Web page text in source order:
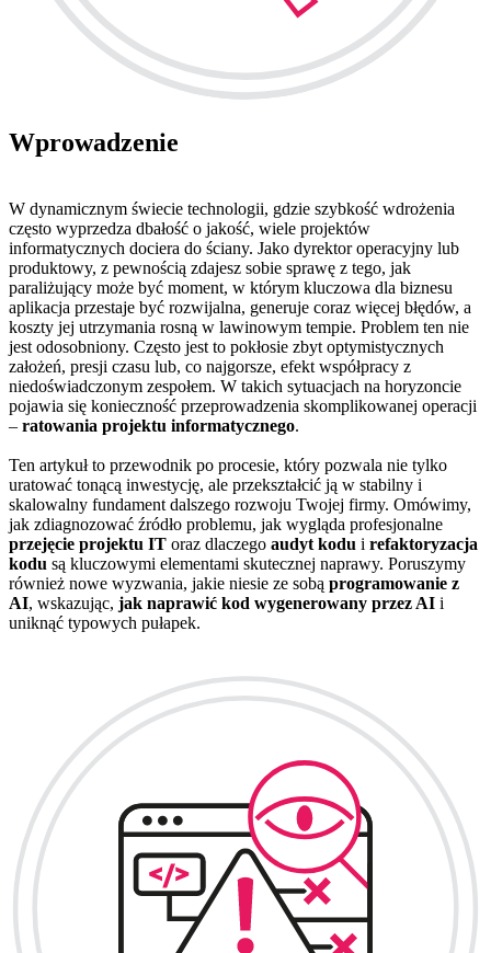
Wprowadzenie
W dynamicznym świecie technologii, gdzie szybkość wdrożenia
często wyprzedza dbałość o jakość, wiele projektów
informatycznych dociera do ściany. Jako dyrektor operacyjny lub
produktowy, z pewnością zdajesz sobie sprawę z tego, jak
paraliżujący może być moment, w którym kluczowa dla biznesu
aplikacja przestaje być rozwijalna, generuje coraz więcej błędów, a
koszty jej utrzymania rosną w lawinowym tempie. Problem ten nie
jest odosobniony. Często jest to pokłosie zbyt optymistycznych
założeń, presji czasu lub, co najgorsze, efekt współpracy z
niedoświadczonym zespołem. W takich sytuacjach na horyzoncie
pojawia się konieczność przeprowadzenia skomplikowanej operacji
– ratowania projektu informatycznego.
Ten artykuł to przewodnik po procesie, który pozwala nie tylko
uratować tonącą inwestycję, ale przekształcić ją w stabilny i
skalowalny fundament dalszego rozwoju Twojej firmy. Omówimy,
jak zdiagnozować źródło problemu, jak wygląda profesjonalne
przejęcie projektu IT oraz dlaczego audyt kodu i refaktoryzacja
kodu są kluczowymi elementami skutecznej naprawy. Poruszymy
również nowe wyzwania, jakie niesie ze sobą programowanie z
AI, wskazując, jak naprawić kod wygenerowany przez AI i
uniknąć typowych pułapek.